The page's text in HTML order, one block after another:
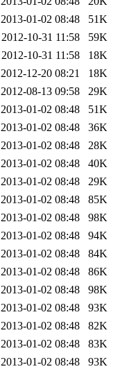
2013-01-02 08:48
51K
2012-10-31 11:58
59K
2012-10-31 11:58
18K
2012-12-20 08:21
18K
2012-08-13 09:58
29K
2013-01-02 08:48
51K
2013-01-02 08:48
36K
2013-01-02 08:48
28K
2013-01-02 08:48
40K
2013-01-02 08:48
29K
2013-01-02 08:48
85K
2013-01-02 08:48
98K
2013-01-02 08:48
94K
2013-01-02 08:48
84K
2013-01-02 08:48
86K
2013-01-02 08:48
98K
2013-01-02 08:48
93K
2013-01-02 08:48
82K
2013-01-02 08:48
83K
2013-01-02 08:48
93K